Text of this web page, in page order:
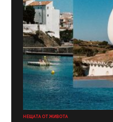
НЕЩАТА ОТ ЖИВОТА